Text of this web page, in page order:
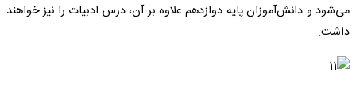
می‌شود و دانش‌آموزان پایه دوازدهم علاوه بر آن، درس ادبیات را نیز خواهند
داشت.